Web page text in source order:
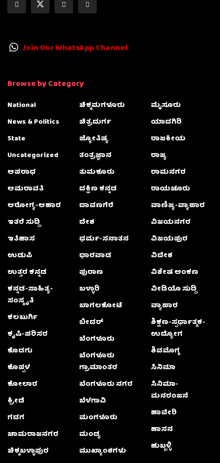
Join Our WhatsApp Channel
Browse by Category
National
News & Politics
State
Uncategorized
ಅಪರಾಧ
ಅಮರಾವತಿ
ಆರೋಗ್ಯ-ಆಹಾರ
ಇತರೆ ಸುದ್ದಿ
ಇತಿಹಾಸ
ಉಡುಪಿ
ಉತ್ತರ ಕನ್ನಡ
ಕನ್ನಡ-ಸಾಹಿತ್ಯ-
ಸಂಸ್ಕೃತಿ
ಕಲಬುರ್ಗಿ
ಕೃಷಿ-ಪರಿಸರ
ಕೊಡಗು
ಕೊಪ್ಪಳ
ಕೋಲಾರ
ಕ್ರೀಡೆ
ಗದಗ
ಚಾಮರಾಜನಗರ
ಚಿಕ್ಕಬಳ್ಳಾಫುರ
ಚಿಕ್ಕಮಗಳೂರು
ಚಿತ್ರದುರ್ಗ
ಜ್ಯೋತಿಷ್ಯ
ತಂತ್ರಜ್ಞಾನ
ತುಮಕೂರು
ದಕ್ಷಿಣ ಕನ್ನಡ
ದಾವಣಗೆರೆ
ದೇಶ
ಧರ್ಮ-ಸನಾತನ
ಧಾರವಾಡ
ಪುರಾಣ
ಬಳ್ಳಾರಿ
ಬಾಗಲಕೋಟೆ
ಬೀದರ್
ಬೆಂಗಳೂರು
ಬೆಂಗಳೂರು
ಗ್ರಾಮಾಂತರ
ಬೆಂಗಳೂರು ನಗರ
ಬೆಳಗಾವಿ
ಮಂಗಳೂರು
ಮಂಡ್ಯ
ಮುಖ್ಯಾಂಶಗಳು
ಮೈಸೂರು
ಯಾದಗಿರಿ
ರಾಜಕೀಯ
ರಾಜ್ಯ
ರಾಮನಗರ
ರಾಯಚೂರು
ವಾಣಿಜ್ಯ-ವ್ಯಾಪಾರ
ವಿಜಯನಗರ
ವಿಜಯಪುರ
ವಿದೇಶ
ವಿಶೇಷ ಅಂಕಣ
ವೀಡಿಯೊ ಸುದ್ದಿ
ವ್ಯಾಪಾರ
ಶಿಕ್ಷಣ-ಸ್ಪರ್ಧಾತ್ಮಕ-
ಉದ್ಯೋಗ
ಶಿವಮೊಗ್ಗ
ಸಿನಿಮಾ
ಸಿನಿಮಾ-
ಮನರಂಜನೆ
ಹಾವೇರಿ
ಹಾಸನ
ಹುಬ್ಬಳ್ಳಿ